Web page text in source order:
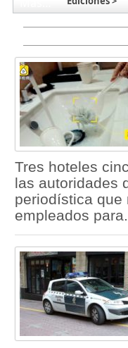
Tres hoteles
las autoridades
periodística que
empleados